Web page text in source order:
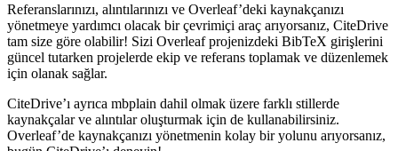
Referanslarınızı, alıntılarınızı ve Overleaf’deki kaynakçanızı
yönetmeye yardımcı olacak bir çevrimiçi araç arıyorsanız, CiteDrive
tam size göre olabilir! Sizi Overleaf projenizdeki BibTeX girişlerini
güncel tutarken projelerde ekip ve referans toplamak ve düzenlemek
için olanak sağlar.
CiteDrive’ı ayrıca mbplain dahil olmak üzere farklı stillerde
kaynakçalar ve alıntılar oluşturmak için de kullanabilirsiniz.
Overleaf’de kaynakçanızı yönetmenin kolay bir yolunu arıyorsanız,